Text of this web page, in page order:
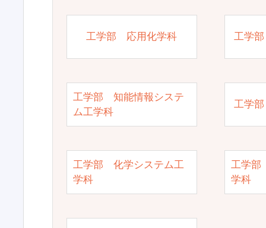
工学部 応用化学科 工学
工学部 知能情報システ
ム工学科
工学
工学部 化学システム工
学科
工学部
学科